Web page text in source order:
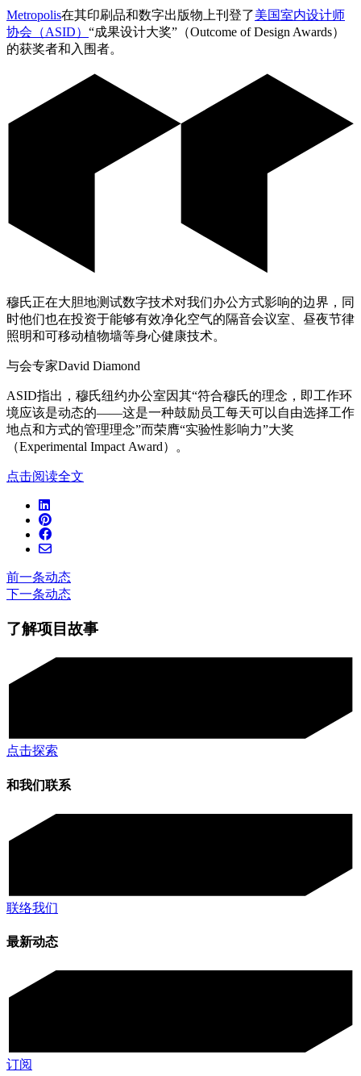
Metropolis在其印刷品和数字出版物上刊登了美国室内设计师
协会（ASID） “成果设计大奖”（Outcome of Design Awards）
的获奖者和入围者。
穆氏正在大胆地测试数字技术对我们办公方式影响的边界，同
时他们也在投资于能够有效净化空气的隔音会议室、昼夜节律
照明和可移动植物墙等身心健康技术。
与会专家David Diamond
ASID指出，穆氏纽约办公室因其“符合穆氏的理念，即工作环
境应该是动态的——这是一种鼓励员工每天可以自由选择工作
地点和方式的管理理念”而荣膺“实验性影响力”大奖
（Experimental Impact Award）。
点击阅读全文
前一条动态
下一条动态
了解项目故事
点击探索
和我们联系
联络我们
最新动态
订阅